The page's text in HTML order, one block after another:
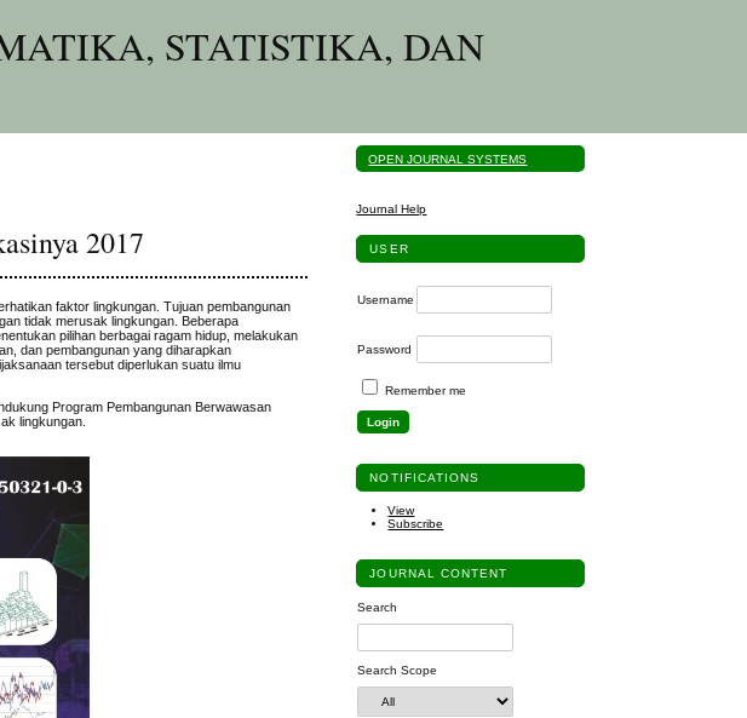
STATISTIKA, DAN
OPEN JOURNAL SYSTEMS
Journal Help
USER
Username
Password
Remember me
NOTIFICATIONS
View
Subscribe
JOURNAL CONTENT
Search
Search Scope
2017
faktor lingkungan. Tujuan pembangunan
tidak merusak lingkungan. Beberapa
pilihan berbagai ragam hidup, melakukan
dan pembangunan yang diharapkan
tersebut diperlukan suatu ilmu
Program Pembangunan Berwawasan
lingkungan.